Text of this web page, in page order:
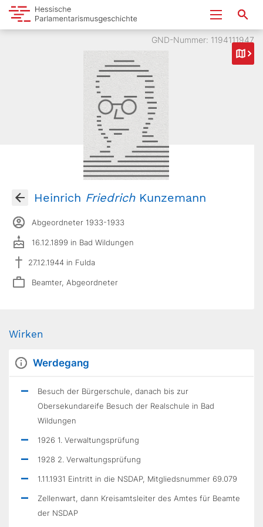
GND-Nummer: 1194111947
Heinrich FriedrichKunzemann
Abgeordneter 1933-1933
16.12.1899 in Bad Wildungen
27.12.1944 in Fulda
Beamter, Abgeordneter
Wirken
Werdegang
Besuch der Bürgerschule, danach bis zur
Obersekundareife Besuch der Realschule in Bad
Wildungen
1926 1. Verwaltungsprüfung
1928 2. Verwaltungsprüfung
1.11.1931 Eintritt in die NSDAP, Mitgliedsnummer 69.079
Zellenwart, dann Kreisamtsleiter des Amtes für Beamte
der NSDAP